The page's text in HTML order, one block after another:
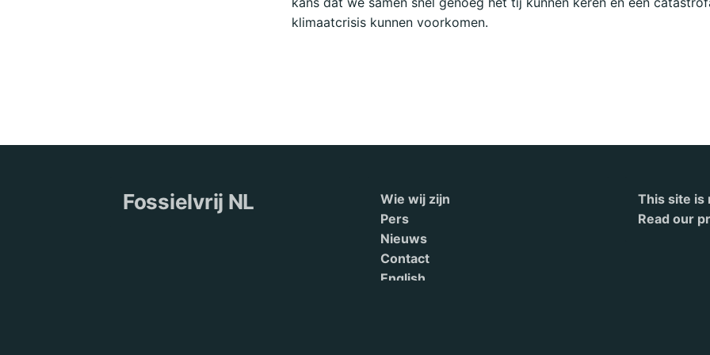
klimaatcrisis kunnen voorkomen.
Fossielvrij NL
Wie wij zijn
Pers
Nieuws
Contact
English
This site is
Read our